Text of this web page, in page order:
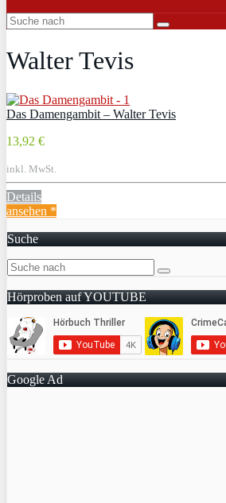
Walter Tevis
Das Damengambit – Walter Tevis
13,92 €
inkl. MwSt.
Details
ansehen *
Suche
Hörproben auf YOUTUBE
Google Ad